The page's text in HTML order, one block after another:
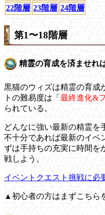
22階層 23階層 24階層
第1〜18階層
精霊の育成を済ませれ
黒猫のウィズは精霊の育成
トの難易度は「 最終進化&
られている。
どんなに強い最新の精霊を
不十分であれば最新のイベ
ずは手持ちの充実に時間を
戦しよう。
イベントクエスト挑戦に必
▲初心者の方はまずこちら